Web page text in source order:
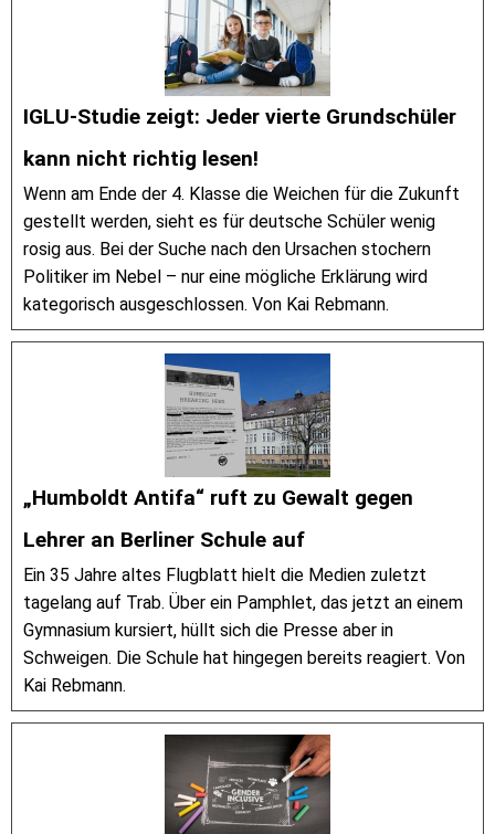
IGLU-Studie zeigt: Jeder vierte Grundschüler
kann nicht richtig lesen!
Wenn am Ende der 4. Klasse die Weichen für die Zukunft
gestellt werden, sieht es für deutsche Schüler wenig
rosig aus. Bei der Suche nach den Ursachen stochern
Politiker im Nebel – nur eine mögliche Erklärung wird
kategorisch ausgeschlossen. Von Kai Rebmann.
„Humboldt Antifa“ ruft zu Gewalt gegen
Lehrer an Berliner Schule auf
Ein 35 Jahre altes Flugblatt hielt die Medien zuletzt
tagelang auf Trab. Über ein Pamphlet, das jetzt an einem
Gymnasium kursiert, hüllt sich die Presse aber in
Schweigen. Die Schule hat hingegen bereits reagiert. Von
Kai Rebmann.